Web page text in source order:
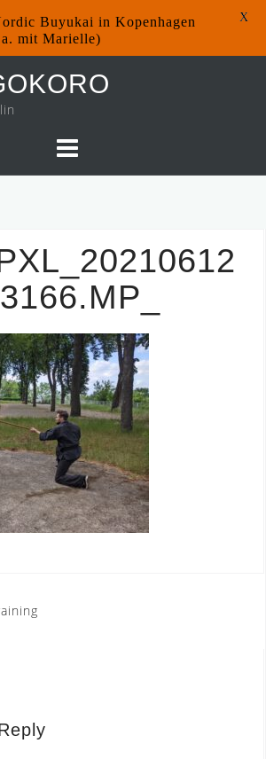
Buyukai in Kopenhagen
mit Marielle)
X